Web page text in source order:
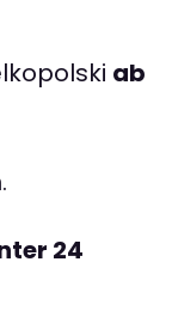
ab
24